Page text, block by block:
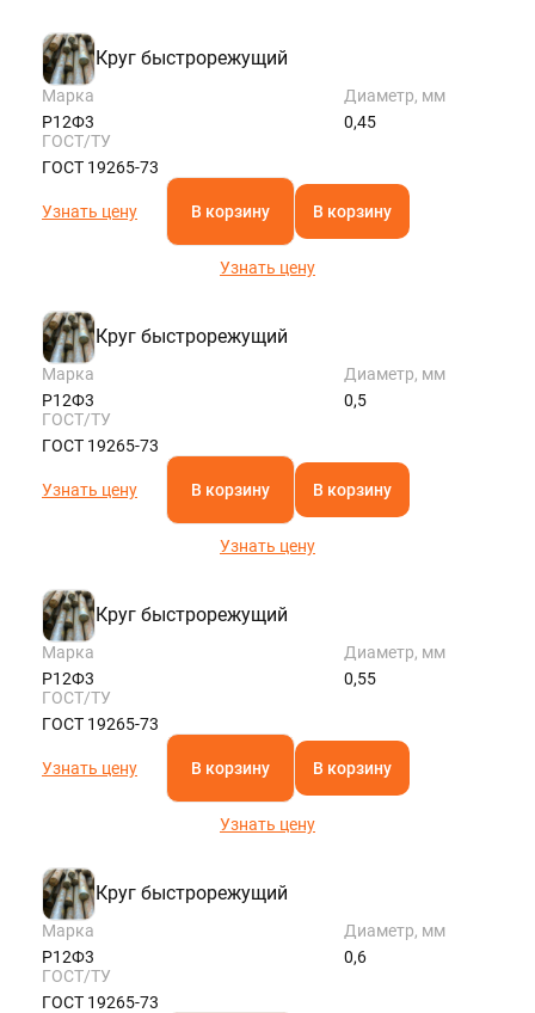
Круг быстрорежущий
Марка
Р12Ф3
Диаметр, мм
0,45
ГОСТ/ТУ
ГОСТ 19265-73
Узнать цену В корзину В корзину
Узнать цену
Круг быстрорежущий
Марка
Р12Ф3
Диаметр, мм
0,5
ГОСТ/ТУ
ГОСТ 19265-73
Узнать цену В корзину В корзину
Узнать цену
Круг быстрорежущий
Марка
Р12Ф3
Диаметр, мм
0,55
ГОСТ/ТУ
ГОСТ 19265-73
Узнать цену В корзину В корзину
Узнать цену
Круг быстрорежущий
Марка
Р12Ф3
Диаметр, мм
0,6
ГОСТ/ТУ
ГОСТ 19265-73